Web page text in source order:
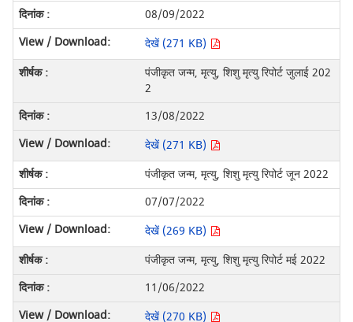
08/09/2022
देखें (271 KB)
पंजीकृत जन्म, मृत्यु, शिशु मृत्यु रिपोर्ट जुलाई 202
2
13/08/2022
देखें (271 KB)
पंजीकृत जन्म, मृत्यु, शिशु मृत्यु रिपोर्ट जून 2022
07/07/2022
देखें (269 KB)
पंजीकृत जन्म, मृत्यु, शिशु मृत्यु रिपोर्ट मई 2022
11/06/2022
देखें (270 KB)